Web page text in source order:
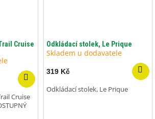
Cruise
Cruise
Odkládací stolek, Le Prique
Skladem u dodavatele
319 Kč
Odkládací stolek, Le Prique